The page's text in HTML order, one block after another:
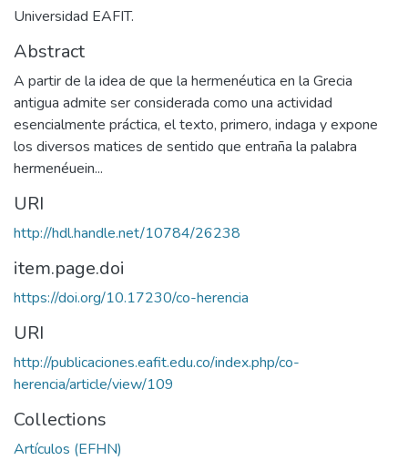
Universidad EAFIT.
Abstract
A partir de la idea de que la hermenéutica en la Grecia
antigua admite ser considerada como una actividad
esencialmente práctica, el texto, primero, indaga y expone
los diversos matices de sentido que entraña la palabra
hermenéuein...
URI
http://hdl.handle.net/10784/26238
item.page.doi
https://doi.org/10.17230/co-herencia
URI
http://publicaciones.eafit.edu.co/index.php/co-
herencia/article/view/109
Collections
Artículos (EFHN)